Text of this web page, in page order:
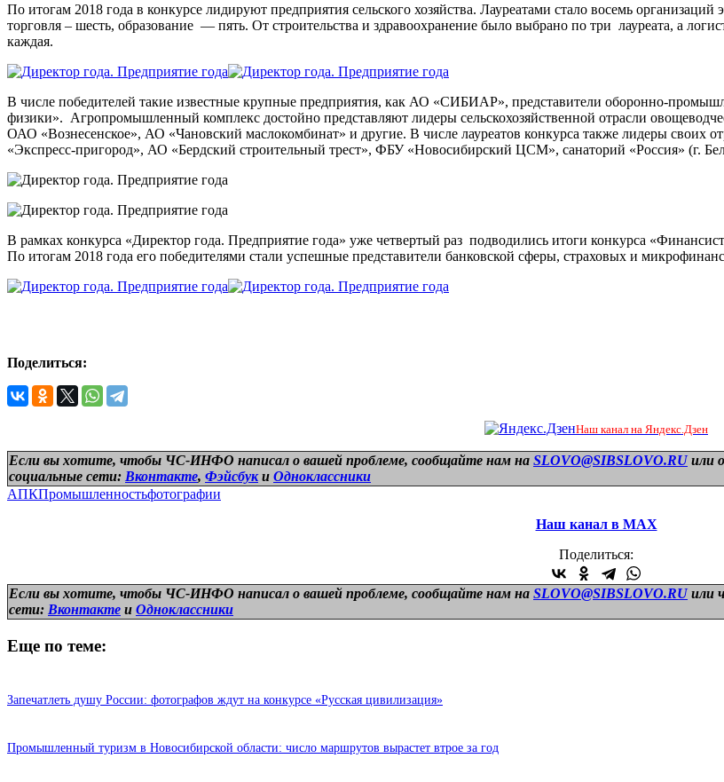
По итогам 2018 года в конкурсе лидируют предприятия сельского хозяйства. Лауреатами стало восемь
торговля – шесть, образование — пять. От строительства и здравоохранение было выбрано по три лауреата, а
каждая.
В числе победителей такие известные крупные предприятия, как АО «СИБИАР», представители оборонно-
физики». Агропромышленный комплекс достойно представляют лидеры сельскохозяйственной отрасли
ОАО «Вознесенское», АО «Чановский маслокомбинат» и другие. В числе лауреатов конкурса также лидеры
«Экспресс-пригород», АО «Бердский строительный трест», ФБУ «Новосибирский ЦСМ», санаторий «Россия» (г.
В рамках конкурса «Директор года. Предприятие года» уже четвертый раз подводились итоги конкурса
По итогам 2018 года его победителями стали успешные представители банковской сферы, страховых и
Поделиться:
Наш канал на Яндекс.Дзен
Если вы хотите, чтобы ЧС-ИНФО написал о вашей проблеме, сообщайте нам на SLOVO@SIBSLOVO.RU или
социальные сети: Вконтакте, Фэйсбуки Одноклассники
АПКПромышленностьфотографии
Наш канал в МАХ
Поделиться:
Если вы хотите, чтобы ЧС-ИНФО написал о вашей проблеме, сообщайте нам на SLOVO@SIBSLOVO.RU или
сети: Вконтакте и Одноклассники
Еще по теме:
Запечатлеть душу России: фотографов ждут на конкурсе «Русская цивилизация»
Промышленный туризм в Новосибирской области: число маршрутов вырастет втрое за год